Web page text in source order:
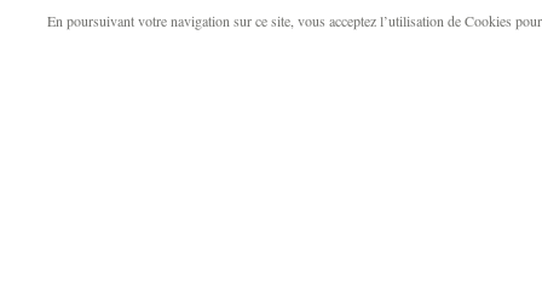
En poursuivant votre navigation sur ce site, vous acceptez l’utilisation de Cookies